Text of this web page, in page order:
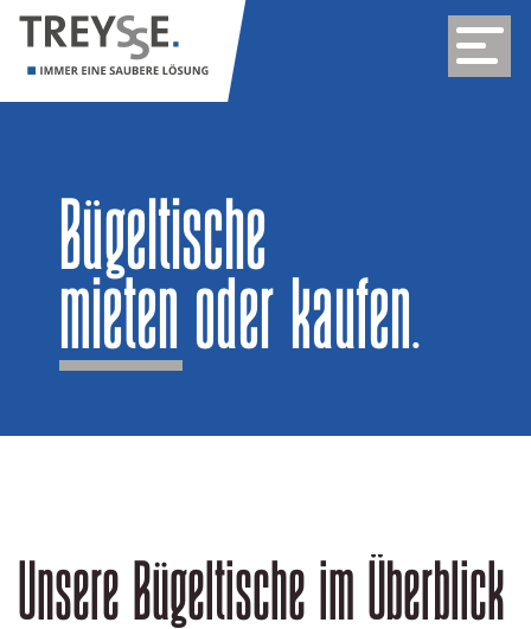
Bügeltische
mieten oder kaufen.
Unsere Bügeltische im Überblick